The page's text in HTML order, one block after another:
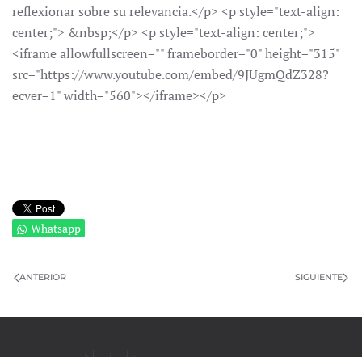
reflexionar sobre su relevancia.</p> <p style="text-align:
center;"> &nbsp;</p> <p style="text-align: center;">
<iframe allowfullscreen="" frameborder="0" height="315"
src="https://www.youtube.com/embed/9JUgmQdZ328?
ecver=1" width="560"></iframe></p>
Whatsapp
ANTERIOR SIGUIENTE